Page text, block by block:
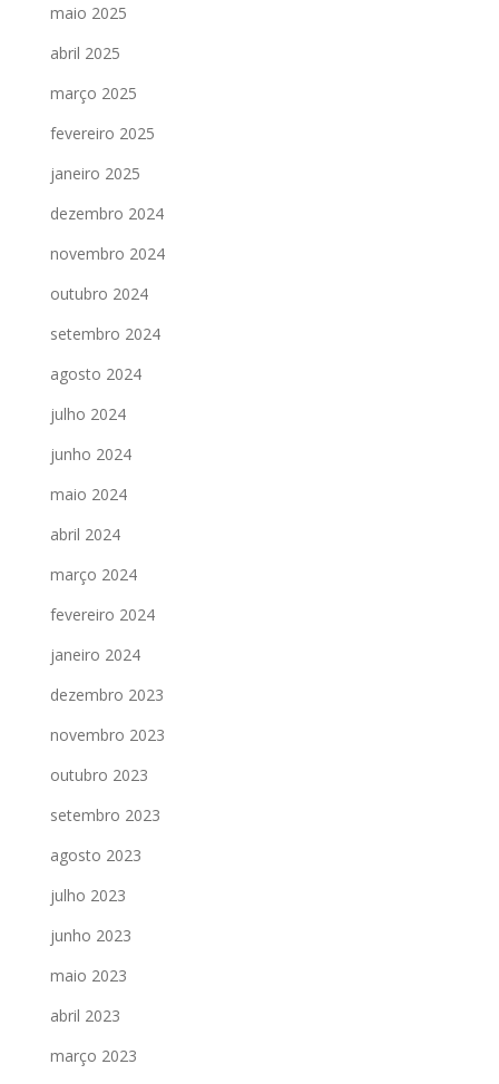
maio 2025
abril 2025
março 2025
fevereiro 2025
janeiro 2025
dezembro 2024
novembro 2024
outubro 2024
setembro 2024
agosto 2024
julho 2024
junho 2024
maio 2024
abril 2024
março 2024
fevereiro 2024
janeiro 2024
dezembro 2023
novembro 2023
outubro 2023
setembro 2023
agosto 2023
julho 2023
junho 2023
maio 2023
abril 2023
março 2023